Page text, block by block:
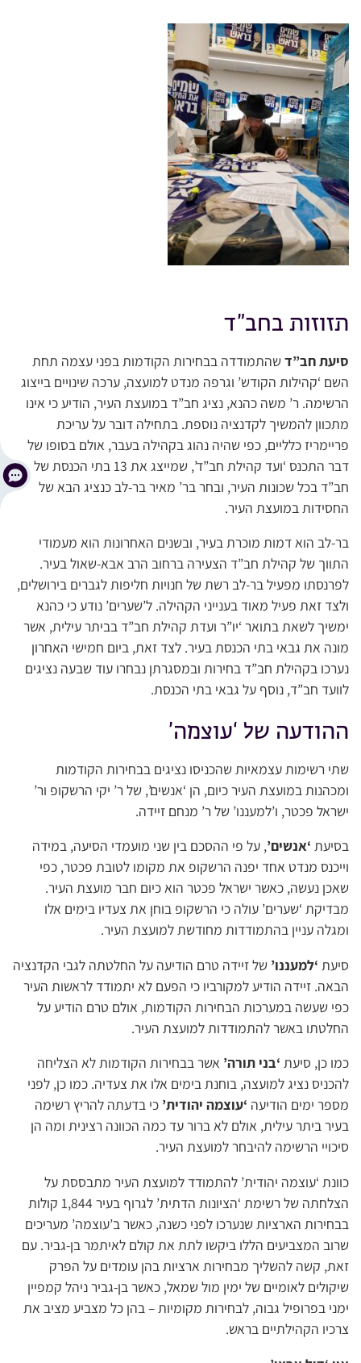
תזוזות בחב”ד
סיעת חב”דשהתמודדה בבחירות הקודמות בפני עצמה תחת
השם ‘קהילות הקודש’ וגרפה מנדט למועצה, ערכה שינויים בייצוג
הרשימה. ר’ משה כהנא, נציג חב”ד במועצת העיר, הודיע כי אינו
מתכוון להמשיך לקדנציה נוספת. בתחילה דובר על עריכת
פריימריז כלליים, כפי שהיה נהוג בקהילה בעבר, אולם בסופו של
דבר התכנס ‘ועד קהילת חב”ד’, שמייצג את 13 בתי הכנסת של
חב”ד בכל שכונות העיר, ובחר בר’ מאיר בר-לב כנציג הבא של
החסידות במועצת העיר.
בר-לב הוא דמות מוכרת בעיר, ובשנים האחרונות הוא מעמודי
התווך של קהילת חב”ד הצעירה ברחוב הרב אבא-שאול בעיר.
לפרנסתו מפעיל בר-לב רשת של חנויות חליפות לגברים בירושלים,
ולצד זאת פעיל מאוד בענייני הקהילה. ל’שערים’ נודע כי כהנא
ימשיך לשאת בתואר ‘יו”ר ועדת קהילת חב”ד בביתר עילית, אשר
מונה את גבאי בתי הכנסת בעיר. לצד זאת, ביום חמישי האחרון
נערכו בקהילת חב”ד בחירות ובמסגרתן נבחרו עוד שבעה נציגים
לוועד חב”ד, נוסף על גבאי בתי הכנסת.
ההודעה של ‘עוצמה’
שתי רשימות עצמאיות שהכניסו נציגים בבחירות הקודמות
ומכהנות במועצת העיר כיום, הן ‘אנשים’, של ר’ יקי הרשקופ ור’
ישראל פכטר, ו’למעננו’ של ר’ מנחם זיידה.
בסיעת ‘אנשים’, על פי ההסכם בין שני מועמדי הסיעה, במידה
וייכנס מנדט אחד יפנה הרשקופ את מקומו לטובת פכטר, כפי
שאכן נעשה, כאשר ישראל פכטר הוא כיום חבר מועצת העיר.
מבדיקת ‘שערים’ עולה כי הרשקופ בוחן את צעדיו בימים אלו
ומגלה עניין בהתמודדות מחודשת למועצת העיר.
סיעת ‘למעננו’ של זיידה טרם הודיעה על החלטתה לגבי הקדנציה
הבאה. זיידה הודיע למקורביו כי הפעם לא יתמודד לראשות העיר
כפי שעשה במערכות הבחירות הקודמות, אולם טרם הודיע על
החלטתו באשר להתמודדות למועצת העיר.
כמו כן, סיעת ‘בני תורה’ אשר בבחירות הקודמות לא הצליחה
להכניס נציג למועצה, בוחנת בימים אלו את צעדיה. כמו כן, לפני
מספר ימים הודיעה ‘עוצמה יהודית’ כי בדעתה להריץ רשימה
בעיר ביתר עילית, אולם לא ברור עד כמה הכוונה רצינית ומה הן
סיכויי הרשימה להיבחר למועצת העיר.
כוונת ‘עוצמה יהודית’ להתמודד למועצת העיר מתבססת על
הצלחתה של רשימת ‘הציונות הדתית’ לגרוף בעיר 1,844 קולות
בבחירות הארציות שנערכו לפני כשנה, כאשר ב’עוצמה’ מעריכים
שרוב המצביעים הללו ביקשו לתת את קולם לאיתמר בן-גביר. עם
זאת, קשה להשליך מבחירות ארציות בהן עומדים על הפרק
שיקולים לאומיים של ימין מול שמאל, כאשר בן-גביר ניהל קמפיין
ימני בפרופיל גבוה, לבחירות מקומיות – בהן כל מצביע מציב את
צרכיו הקהילתיים בראש.